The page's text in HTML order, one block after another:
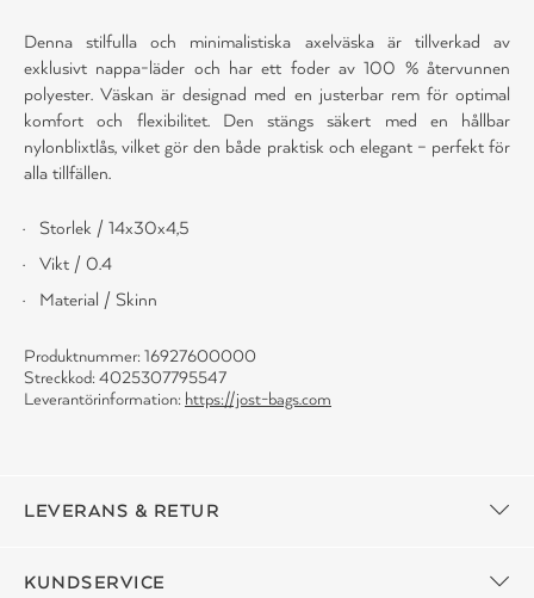
Denna stilfulla och minimalistiska axelväska är tillverkad av
exklusivt nappa-läder och har ett foder av 100 % återvunnen
polyester. Väskan är designad med en justerbar rem för optimal
komfort och flexibilitet. Den stängs säkert med en hållbar
nylonblixtlås, vilket gör den både praktisk och elegant – perfekt för
alla tillfällen.
Storlek / 14x30x4,5
Vikt / 0.4
Material / Skinn
Produktnummer: 16927600000
Streckkod: 4025307795547
Leverantörinformation: https://jost-bags.com
LEVERANS & RETUR
KUNDSERVICE